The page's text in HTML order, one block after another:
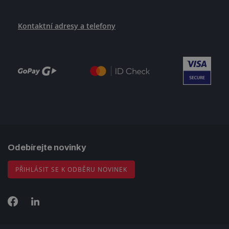
Kontaktní adresy a telefony
Odebírejte novinky
PŘIHLÁSIT SE K ODBĚRU NOVINEK